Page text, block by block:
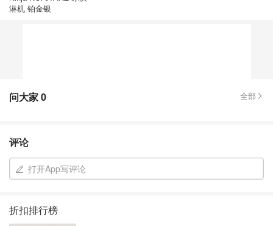
淋机 铂金银
问大家0 全部
评论
打开App写评论
折扣排行榜